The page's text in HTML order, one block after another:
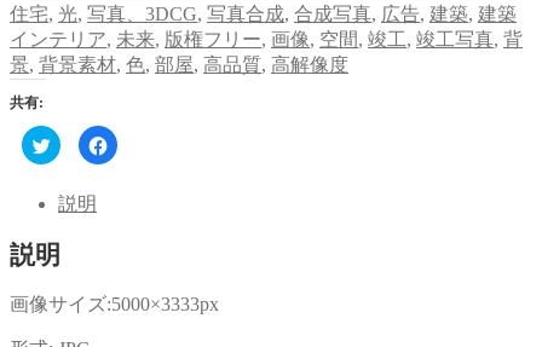
住宅, 光, 写真、3DCG, 写真合成, 合成写真, 広告, 建築, 建築
インテリア, 未来, 版権フリー, 画像, 空間, 竣工, 竣工写真, 背
景, 背景素材, 色, 部屋, 高品質, 高解像度
共有:
ク
リ
し
て
で
共
有
し
い
Facebook
で
ク
し
説明
説明
画像サイズ:5000×3333px